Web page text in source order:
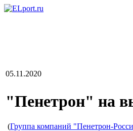
05.11.2020
"Пенетрон" на
(Группа компаний "Пенетрон-